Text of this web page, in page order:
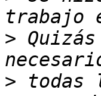
>
> todas